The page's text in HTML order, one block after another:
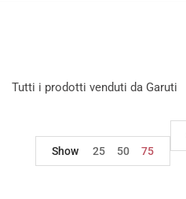
Tutti i prodotti venduti da Garuti
Show
25 50 75